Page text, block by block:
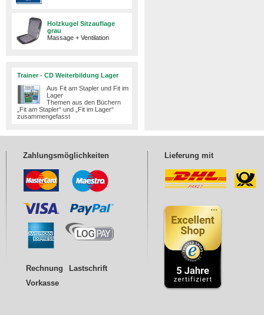
Holzkugel Sitzauflage
grau
Massage + Ventilation
Trainer - CD Weiterbildung Lager
Aus Fit am Stapler und Fit im
Lager
Themen aus den Büchern
„Fit am Stapler“ und „Fit im Lager“
zusammengefasst
Zahlungsmöglichkeiten
Rechnung
Lastschrift
Vorkasse
Lieferung mit